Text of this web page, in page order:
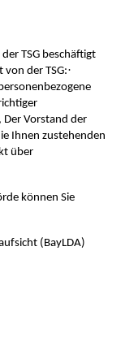
TSG beschäftigt
von der TSG:·
Der Vorstand der
Ihnen zustehenden
über
können Sie
(BayLDA)